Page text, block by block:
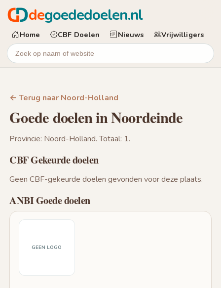
degoededoelen.nl
Home CBF Doelen Nieuws Vrijwilligers
← Terug naar Noord-Holland
Goede doelen in Noordeinde
Provincie: Noord-Holland. Totaal: 1.
CBF Gekeurde doelen
Geen CBF-gekeurde doelen gevonden voor deze plaats.
ANBI Goede doelen
GEEN LOGO